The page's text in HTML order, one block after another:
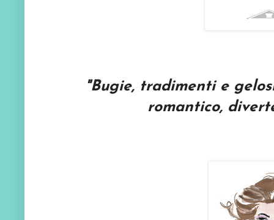
"Bugie, tradimenti e
romantico,